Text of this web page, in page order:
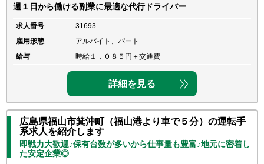
週１日から働ける副業に最適な代行ドライバー
求人番号
31693
雇用形態
アルバイト、パート
給与
時給１，０８５円＋交通費
詳細を見る
広島県福山市箕沖町（福山港より車で５分）の運転手
系求人を紹介します
即戦力大歓迎♪保有台数が多いから仕事量も豊富♪地元に密着し
た安定企業◎